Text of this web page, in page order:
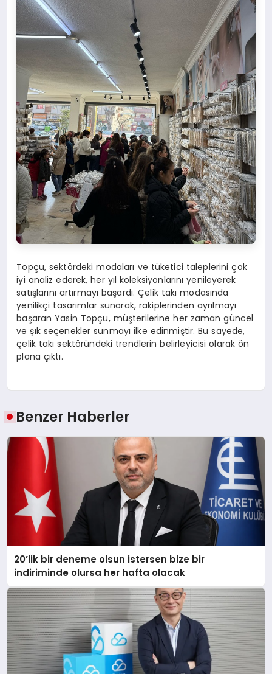
Topçu, sektördeki modaları ve tüketici taleplerini çok
iyi analiz ederek, her yıl koleksiyonlarını yenileyerek
satışlarını artırmayı başardı. Çelik takı modasında
yenilikçi tasarımlar sunarak, rakiplerinden ayrılmayı
başaran Yasin Topçu, müşterilerine her zaman güncel
ve şık seçenekler sunmayı ilke edinmiştir. Bu sayede,
çelik takı sektöründeki trendlerin belirleyicisi olarak ön
plana çıktı.
Benzer Haberler
20’lik bir deneme olsun istersen bize bir
indiriminde olursa her hafta olacak